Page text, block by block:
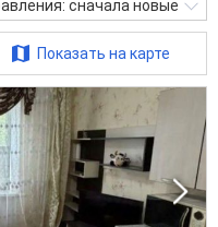
сначала новые
Показать на карте